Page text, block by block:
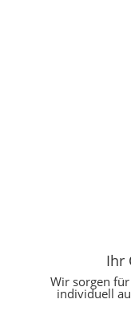
Ihr
Wir sorgen
individuell